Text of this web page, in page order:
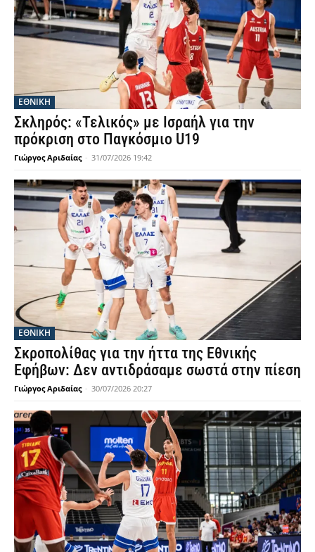
ΕΘΝΙΚΉ
Σκληρός: «Τελικός» με Ισραήλ για την
πρόκριση στο Παγκόσμιο U19
Γιώργος Αριδαίας - 31/07/2026 19:42
ΕΘΝΙΚΉ
Σκροπολίθας για την ήττα της Εθνικής
Εφήβων: Δεν αντιδράσαμε σωστά στην πίεση
Γιώργος Αριδαίας - 30/07/2026 20:27